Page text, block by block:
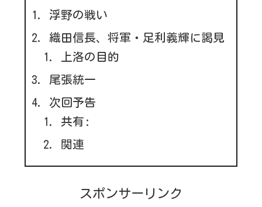
浮野の戦い
織田信長、将軍・足利義輝に謁見
上洛の目的
尾張統一
次回予告
共有:
関連
スポンサーリンク